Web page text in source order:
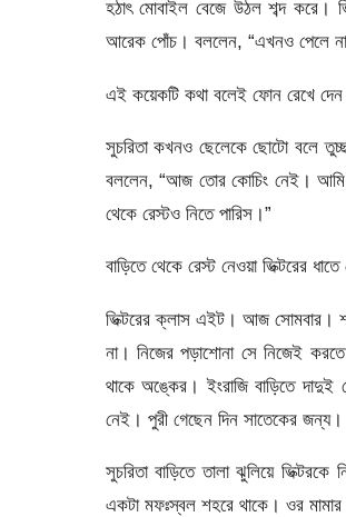
হঠাৎ মোবাইল বেজে উঠল শব্দ করে।
আরেক পোঁচ। বললেন, “এখনও পেলে
এই কয়েকটি কথা বলেই ফোন রেখে
সুচরিতা কখনও ছেলেকে ছোটো বলে
বললেন, “আজ তোর কোচিং নেই। আমি
থেকে রেস্টও নিতে পারিস।”
বাড়িতে থেকে রেস্ট নেওয়া ভিক্টরের
ভিক্টরের ক্লাস এইট। আজ সোমবার।
না। নিজের পড়াশোনা সে নিজেই
থাকে অঙ্কের। ইংরাজি বাড়িতে দাদুই
নেই। পুরী গেছেন দিন সাতেকের জন্য।
সুচরিতা বাড়িতে তালা ঝুলিয়ে
একটা মফঃস্বল শহরে থাকে। ওর মামার